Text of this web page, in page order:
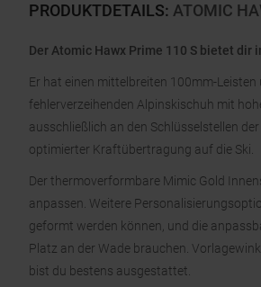
PRODUKTDETAILS: ATOMIC
Der Atomic Hawx Prime 110 S bietet
Er hat einen mittelbreiten 100mm-
fehlerverzeihenden Alpinskischuh mit
ausschließlich an den Schlüsselstellen
optimierter Kraftübertragung auf die Ski.
Der thermoverformbare Mimic Gold
anpassen. Weitere
geformt werden können, und die
Platz an der Wade brauchen.
bist du bestens ausgestattet.